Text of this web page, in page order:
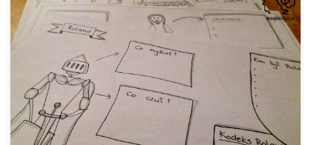
Średniowiecze jest powszechnie uznawane za
epokę ciemnoty i zacofania. Teksty są dla
młodych ludzi trudne w odbiorze, filozofia nie
znajduje zrozumienia. Zagadnienia należy jednak
omówić i to najlepiej tak, by zostały w
uczniowskich głowach. Ostatnimi czasy
postanowiłam rzucić wyzwanie wiekom średnim.